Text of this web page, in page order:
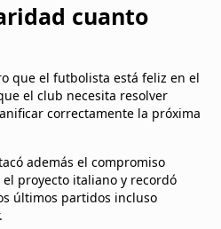
cuanto
que el futbolista está feliz en el
el club necesita resolver
correctamente la próxima
además el compromiso
proyecto italiano y recordó
últimos partidos incluso